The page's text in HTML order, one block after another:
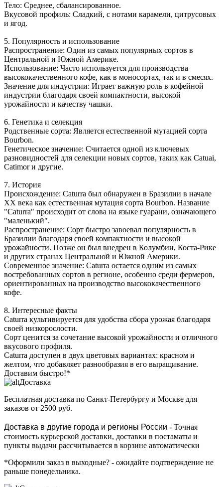
Тело: Среднее, сбалансированное.
Вкусовой профиль: Сладкий, с нотами карамели, цитрусовых
и ягод.
5. Популярность и использование
Распространение: Один из самых популярных сортов в
Центральной и Южной Америке.
Использование: Часто используется для производства
высококачественного кофе, как в моносортах, так и в смесях.
Значение для индустрии: Играет важную роль в кофейной
индустрии благодаря своей компактности, высокой
урожайности и качеству чашки.
6. Генетика и селекция
Родственные сорта: Является естественной мутацией сорта
Bourbon.
Генетическое значение: Считается одной из ключевых
разновидностей для селекции новых сортов, таких как Catuai,
Catimor и другие.
7. История
Происхождение: Caturra был обнаружен в Бразилии в начале
XX века как естественная мутация сорта Bourbon. Название
"Caturra" происходит от слова на языке гуарани, означающего
"маленький".
Распространение: Сорт быстро завоевал популярность в
Бразилии благодаря своей компактности и высокой
урожайности. Позже он был внедрен в Колумбии, Коста-Рике
и других странах Центральной и Южной Америки.
Современное значение: Caturra остается одним из самых
востребованных сортов в регионе, особенно среди фермеров,
ориентированных на производство высококачественного
кофе.
8. Интересные факты
Caturra культивируется для удобства сбора урожая благодаря
своей низкорослости.
Сорт ценится за сочетание высокой урожайности и отличного
вкусового профиля.
Caturra доступен в двух цветовых вариантах: красном и
желтом, что добавляет разнообразия в его выращивание.
Доставим быстро!*
Доставка
Бесплатная доставка по Санкт-Петербургу и Москве для
заказов от 2500 руб.
Доставка в другие города и регионы России - Точная
стоимость курьерской доставки, доставки в постаматы и
пункты выдачи рассчитывается в корзине автоматически
*Оформили заказ в выходные? - ожидайте подтверждение не
раньше понедельника.